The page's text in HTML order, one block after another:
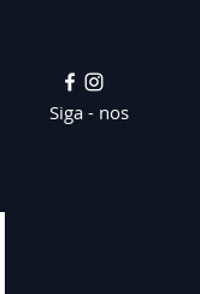
Siga - nos